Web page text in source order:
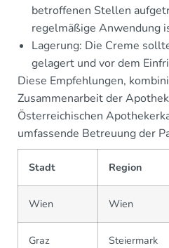
betroffenen Stellen
regelmäßige Anwendung
Lagerung: Die Creme
gelagert und vor dem
Diese Empfehlungen,
Zusammenarbeit der
Österreichischen
umfassende Betreuung der
Stadt Region
Wien Wien
Graz Steiermark